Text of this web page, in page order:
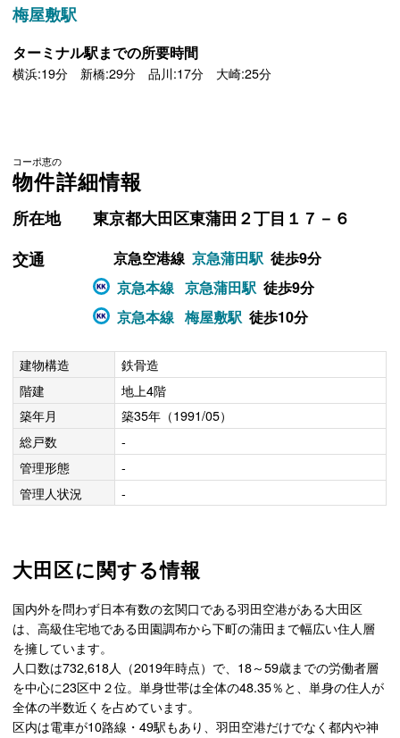
梅屋敷駅
ターミナル駅までの所要時間
横浜:19分 新橋:29分 品川:17分 大崎:25分
コーポ恵の
物件詳細情報
所在地
東京都大田区東蒲田２丁目１７－６
交通
京急空港線 京急蒲田駅 徒歩9分
京急本線 京急蒲田駅 徒歩9分
京急本線 梅屋敷駅 徒歩10分
建物構造
鉄骨造
階建
地上4階
築年月
築35年（1991/05）
総戸数
-
管理形態
-
管理人状況
-
大田区に関する情報
国内外を問わず日本有数の玄関口である羽田空港がある大田区
は、高級住宅地である田園調布から下町の蒲田まで幅広い住人層
を擁しています。
人口数は732,618人（2019年時点）で、18～59歳までの労働者層
を中心に23区中２位。単身世帯は全体の48.35％と、単身の住人が
全体の半数近くを占めています。
区内は電車が10路線・49駅もあり、羽田空港だけでなく都内や神